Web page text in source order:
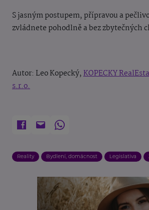
S jasným postupem, přípravou a
zvládnete pohodlně a bez zbytečných
Autor: Leo Kopecký,KOPECKY
s.r.o.
Reality Bydlení, domácnost Legislativa